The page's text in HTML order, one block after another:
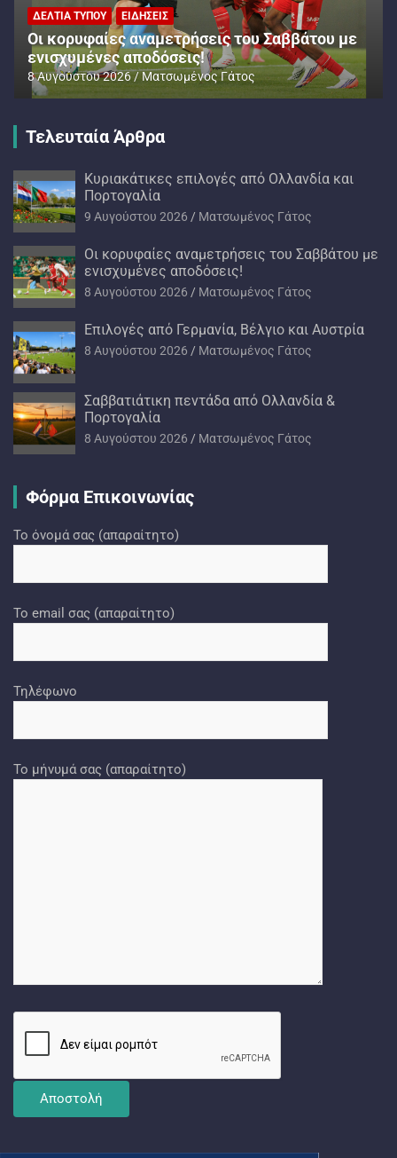
ΔΕΛΤΊΑ ΤΎΠΟΥ ΕΙΔΉΣΕΙΣ
Oι κορυφαίες αναμετρήσεις του Σαββάτου με
ενισχυμένες αποδόσεις!
8 Αυγούστου 2026 Ματσωμένος Γάτος
Τελευταία Άρθρα
Kυριακάτικες επιλογές από Ολλανδία και
Πορτογαλία
9 Αυγούστου 2026 Ματσωμένος Γάτος
Oι κορυφαίες αναμετρήσεις του Σαββάτου με
ενισχυμένες αποδόσεις!
8 Αυγούστου 2026 Ματσωμένος Γάτος
Επιλογές από Γερμανία, Βέλγιο και Αυστρία
8 Αυγούστου 2026 Ματσωμένος Γάτος
Σαββατιάτικη πεντάδα από Ολλανδία &
Πορτογαλία
8 Αυγούστου 2026 Ματσωμένος Γάτος
Φόρμα Επικοινωνίας
Το όνομά σας (απαραίτητο)
Το email σας (απαραίτητο)
Τηλέφωνο
Το μήνυμά σας (απαραίτητο)